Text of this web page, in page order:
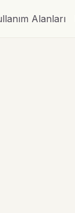
Alanları